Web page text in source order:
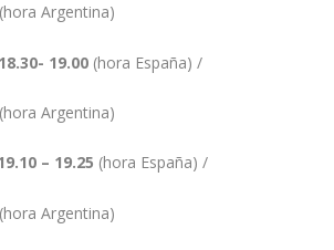
(hora Argentina)
18.30- 19.00(hora España) /
Argentina)
– 19.25 (hora España) /
(hora Argentina)